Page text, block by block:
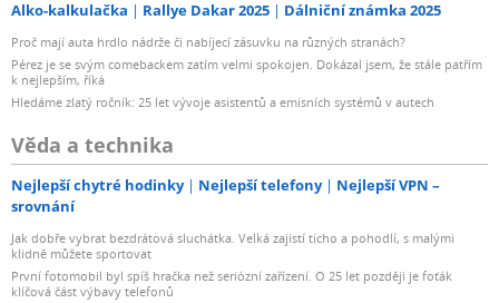
Alko-kalkulačka Rallye Dakar 2025 Dálniční známka 2025
Proč mají auta hrdlo nádrže či nabíjecí zásuvku na různých stranách?
Pérez je se svým comebackem zatím velmi spokojen. Dokázal jsem, že stále patřím
k nejlepším, říká
Hledáme zlatý ročník: 25 let vývoje asistentů a emisních systémů v autech
Věda a technika
Nejlepší chytré hodinky Nejlepší telefony
Nejlepší VPN –
srovnání
Jak dobře vybrat bezdrátová sluchátka. Velká zajistí ticho a pohodlí, s malými
klidně můžete sportovat
První fotomobil byl spíš hračka než seriózní zařízení. O 25 let později je foťák
klíčová část výbavy telefonů